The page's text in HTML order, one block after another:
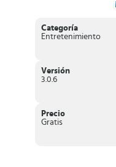
Características
Entuteleposee
más populares de su estilo,
muestra el contenido
y muy ordenada.
Te muestra
un listado
ahorrar tu tiempo.
Entutele es gratis
,
Mi
Categoría
Entretenimiento
Versión
3.0.6
Precio
Gratis